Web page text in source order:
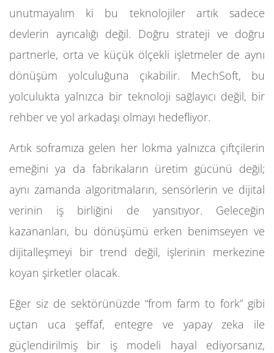
unutmayalım ki bu teknolojiler artık sadece
devlerin ayrıcalığı değil. Doğru strateji ve doğru
partnerle, orta ve küçük ölçekli işletmeler de aynı
dönüşüm yolculuğuna çıkabilir. MechSoft, bu
yolculukta yalnızca bir teknoloji sağlayıcı değil, bir
rehber ve yol arkadaşı olmayı hedefliyor.
Artık soframıza gelen her lokma yalnızca çiftçilerin
emeğini ya da fabrikaların üretim gücünü değil;
aynı zamanda algoritmaların, sensörlerin ve dijital
verinin iş birliğini de yansıtıyor. Geleceğin
kazananları, bu dönüşümü erken benimseyen ve
dijitalleşmeyi bir trend değil, işlerinin merkezine
koyan şirketler olacak.
Eğer siz de sektörünüzde “from farm to fork” gibi
uçtan uca şeffaf, entegre ve yapay zeka ile
güçlendirilmiş bir iş modeli hayal ediyorsanız,